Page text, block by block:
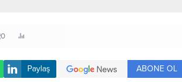
0
Paylaş ABONE OL